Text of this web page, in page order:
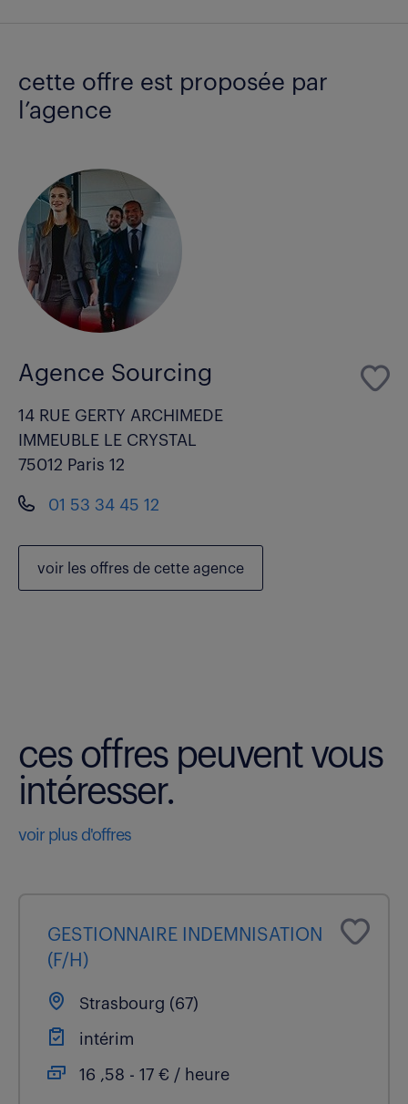
cette offre est proposée par
l’agence
Agence Sourcing
14 RUE GERTY ARCHIMEDE
IMMEUBLE LE CRYSTAL
75012 Paris 12
01 53 34 45 12
voir les offres de cette agence
ces offres peuvent vous
intéresser.
voir plus d'offres
GESTIONNAIRE INDEMNISATION
(F/H)
Strasbourg (67)
intérim
16 ,58 - 17 € / heure